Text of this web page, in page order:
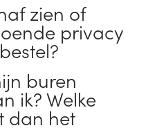
zien of
privacy
buren
ik? Welke
dan het